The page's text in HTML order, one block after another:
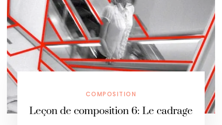
COMPOSITION
Leçon de composition 6: Le cadrage